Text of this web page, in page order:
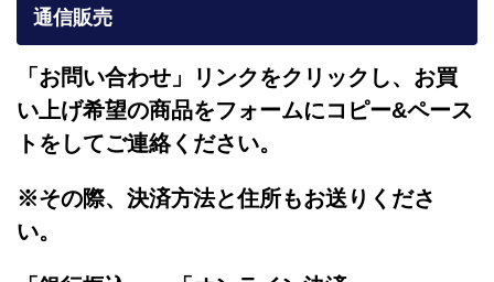
通信販売
「お問い合わせ」リンクをクリックし、 お買
い上げ希望の商品をフォームにコピー&ペース
トをしてご連絡ください。
※その際、決済方法と住所もお送りくださ
い。